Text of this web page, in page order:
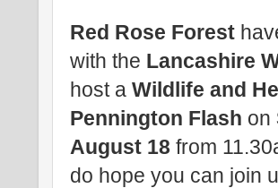
Red Rose Forest
with the Lancashire
host aWildlife and
Pennington Flash on
August 18 from
do hope you can join